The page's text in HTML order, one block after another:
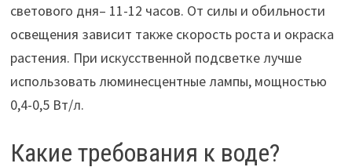
светового дня– 11-12 часов. От силы и обильности
освещения зависит также скорость роста и окраска
растения. При искусственной подсветке лучше
использовать люминесцентные лампы, мощностью
0,4-0,5 Вт/л.
Какие требования к воде?